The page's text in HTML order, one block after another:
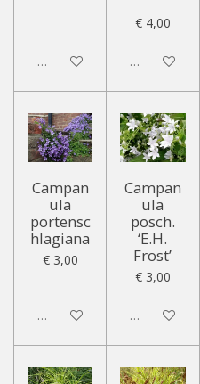
Uitgeschakeld
€ 4,00
Campan
ula
portensc
hlagiana
€ 3,00
Uitgeschakeld
Campan
ula
posch.
‘E.H.
Frost’
€ 3,00